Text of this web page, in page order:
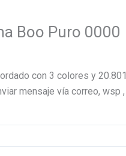
Boo Puro 0000
con 3 colores y
mensaje vía correo, wsp ,